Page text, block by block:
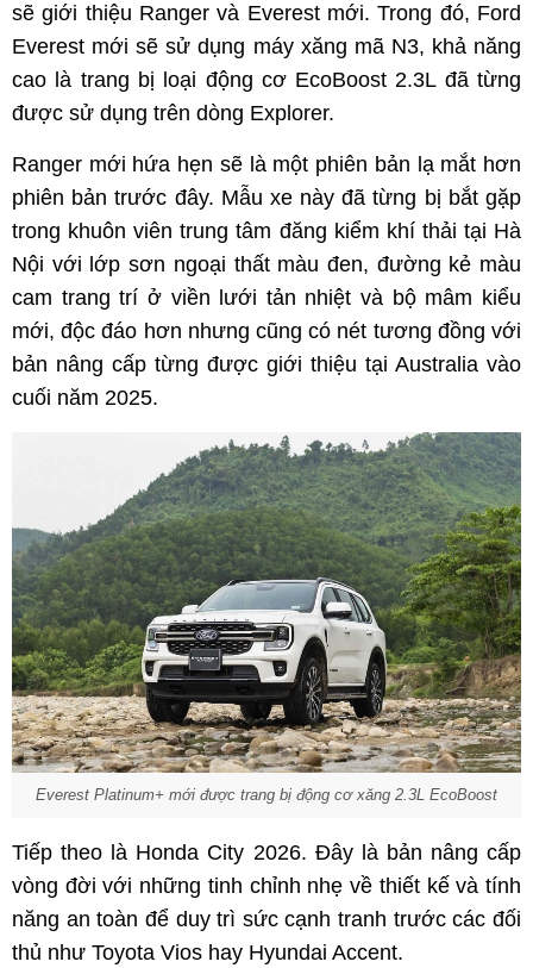
sẽ giới thiệu Ranger và Everest mới. Trong đó, Ford
Everest mới sẽ sử dụng máy xăng mã N3, khả năng
cao là trang bị loại động cơ EcoBoost 2.3L đã từng
được sử dụng trên dòng Explorer.
Ranger mới hứa hẹn sẽ là một phiên bản lạ mắt hơn
phiên bản trước đây. Mẫu xe này đã từng bị bắt gặp
trong khuôn viên trung tâm đăng kiểm khí thải tại Hà
Nội với lớp sơn ngoại thất màu đen, đường kẻ màu
cam trang trí ở viền lưới tản nhiệt và bộ mâm kiểu
mới, độc đáo hơn nhưng cũng có nét tương đồng với
bản nâng cấp từng được giới thiệu tại Australia vào
cuối năm 2025.
Everest Platinum+ mới được trang bị động cơ xăng 2.3L EcoBoost
Tiếp theo là Honda City 2026. Đây là bản nâng cấp
vòng đời với những tinh chỉnh nhẹ về thiết kế và tính
năng an toàn để duy trì sức cạnh tranh trước các đối
thủ như Toyota Vios hay Hyundai Accent.